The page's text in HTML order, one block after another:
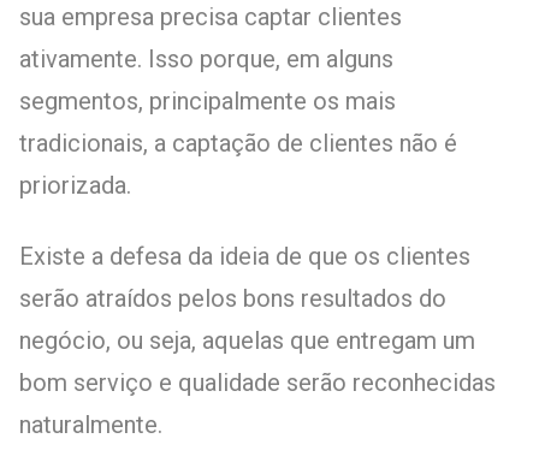
sua empresa precisa captar clientes
ativamente. Isso porque, em alguns
segmentos, principalmente os mais
tradicionais, a captação de clientes não é
priorizada.
Existe a defesa da ideia de que os clientes
serão atraídos pelos bons resultados do
negócio, ou seja, aquelas que entregam um
bom serviço e qualidade serão reconhecidas
naturalmente.